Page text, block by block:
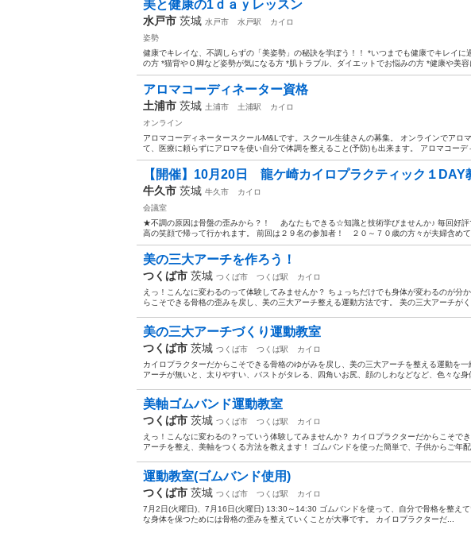
美と健康の1ｄａｙレッスン
水戸市 茨城 水戸市 水戸駅
カイロ
姿勢
健康でキレイな、不調しらずの「美姿勢」の秘訣を学ぼう！！ *いつまでも健康でキレイに
の方 *猫背やＯ脚など姿勢が気になる方 *肌トラブル、ダイエットでお悩みの方 *健康や美容
アロマコーディネーター資格
土浦市 茨城 土浦市 土浦駅
カイロ
オンライン
アロマコーディネータースクールM&Lです。スクール生徒さんの募集。 オンラインでアロ
て、医療に頼らずにアロマを使い自分で体調を整えること(予防)も出来ます。 アロマコーデ
【開催】10月20日 龍ケ崎カイロプラクティック１
牛久市 茨城 牛久市
カイロ
会議室
★不調の原因は骨盤の歪みから？！ あなたもできる☆知識と技術学びませんか♪ 毎回好評
高の笑顔で帰って行かれます。 前回は２９名の参加者！ ２０～７０歳の方々が夫婦含めて
美の三大アーチを作ろう！
つくば市 茨城 つくば市 つくば駅
カイロ
えっ！こんなに変わるのって体験してみませんか？ ちょっちだけでも身体が変わるのが分
らこそできる骨格の歪みを戻し、美の三大アーチ整える運動方法です。 美の三大アーチが
美の三大アーチづくり運動教室
つくば市 茨城 つくば市 つくば駅
カイロ
カイロプラクターだからこそできる骨格のゆがみを戻し、美の三大アーチを整える運動を
アーチが無いと、太りやすい、バストがタレる、四角いお尻、顔のしわなどなど、色々な身
美軸ゴムバンド運動教室
つくば市 茨城 つくば市 つくば駅
カイロ
えっ！こんなに変わるの？っていう体験してみませんか？ カイロプラクターだからこそで
アーチを整え、美軸をつくる方法を教えます！ ゴムバンドを使った簡単で、子供からご年
運動教室(ゴムバンド使用)
つくば市 茨城 つくば市 つくば駅
カイロ
7月2日(火曜日)、7月16日(火曜日) 13:30～14:30 ゴムバンドを使って、自分で骨格を整え
な身体を保つためには骨格の歪みを整えていくことが大事です。 カイロプラクターだ...